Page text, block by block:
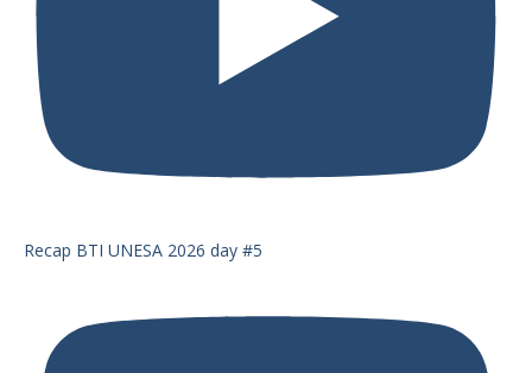
Recap BTI UNESA 2026 day #5